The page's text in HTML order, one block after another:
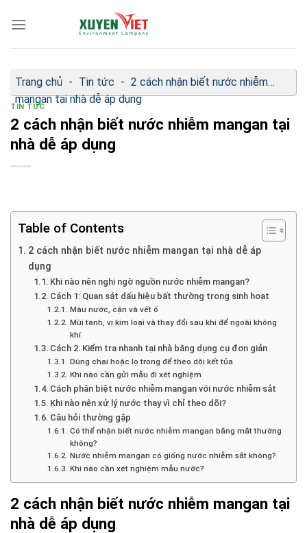
qua
Trang chủ - Tin tức - 2 cách nhận biết nước nhiễm
mangan tại nhà dễ áp dụng
TIN TỨC
2 cách nhận biết nước nhiễm mangan tại
nhà dễ áp dụng
Table of Contents
2 cách nhận biết nước nhiễm mangan tại nhà dễ áp
dụng
Khi nào nên nghi ngờ nguồn nước nhiễm mangan?
Cách 1: Quan sát dấu hiệu bất thường trong sinh hoạt
Màu nước, cặn và vết ố
Mùi tanh, vị kim loại và thay đổi sau khi để ngoài không
khí
Cách 2: Kiểm tra nhanh tại nhà bằng dụng cụ đơn giản
Dùng chai hoặc lọ trong để theo dõi kết tủa
Khi nào cần gửi mẫu đi xét nghiệm
Cách phân biệt nước nhiễm mangan với nước nhiễm sắt
Khi nào nên xử lý nước thay vì chỉ theo dõi?
Câu hỏi thường gặp
Có thể nhận biết nước nhiễm mangan bằng mắt thường
không?
Nước nhiễm mangan có giống nước nhiễm sắt không?
Khi nào cần xét nghiệm mẫu nước?
2 cách nhận biết nước nhiễm mangan tại
nhà dễ áp dụng